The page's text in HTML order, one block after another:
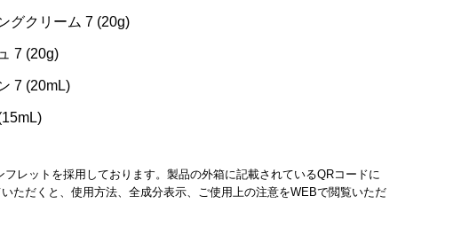
グクリーム 7 (20g)
7 (20g)
7 (20mL)
フレットを採用しております。製品の外箱に記載されているQRコードに
ただくと、使用方法、全成分表示、ご使用上の注意をWEBで閲覧いただ